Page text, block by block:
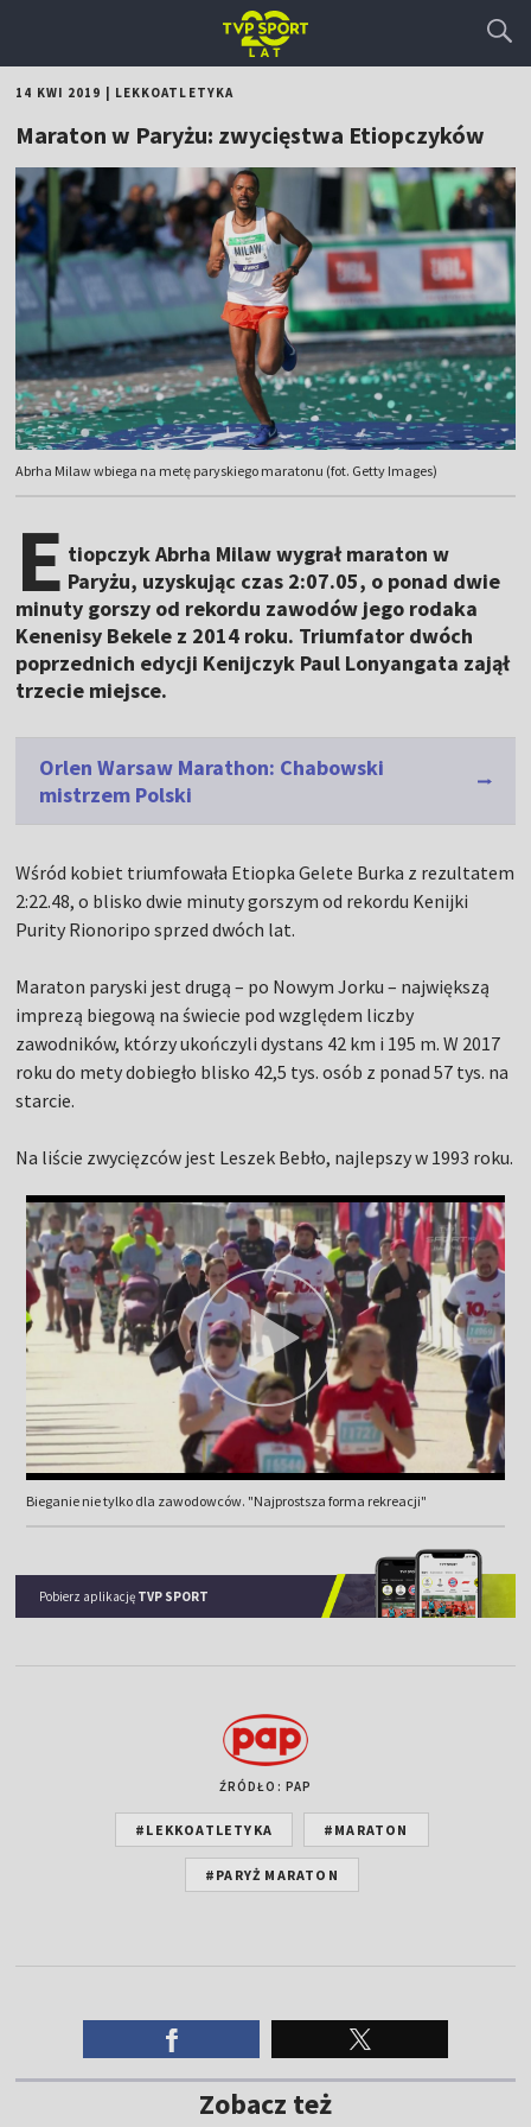
14 KWI 2019 LEKKOATLETYKA
Maraton w Paryżu: zwycięstwa Etiopczyków
Abrha Milaw wbiega na metę paryskiego maratonu (fot. Getty Images)
E tiopczyk Abrha Milaw wygrał maraton w
Paryżu, uzyskując czas 2:07.05, o ponad dwie
minuty gorszy od rekordu zawodów jego rodaka
Kenenisy Bekele z 2014 roku. Triumfator dwóch
poprzednich edycji Kenijczyk Paul Lonyangata zajął
trzecie miejsce.
Orlen Warsaw Marathon: Chabowski
mistrzem Polski
Wśród kobiet triumfowała Etiopka Gelete Burka z rezultatem
2:22.48, o blisko dwie minuty gorszym od rekordu Kenijki
Purity Rionoripo sprzed dwóch lat.
Maraton paryski jest drugą – po Nowym Jorku – największą
imprezą biegową na świecie pod względem liczby
zawodników, którzy ukończyli dystans 42 km i 195 m. W 2017
roku do mety dobiegło blisko 42,5 tys. osób z ponad 57 tys. na
starcie.
Na liście zwycięzców jest Leszek Bebło, najlepszy w 1993 roku.
Bieganie nie tylko dla zawodowców. "Najprostsza forma rekreacji"
Pobierz aplikację TVP SPORT
ŹRÓDŁO: PAP
#LEKKOATLETYKA #MARATON
#PARYŻ MARATON
Zobacz też